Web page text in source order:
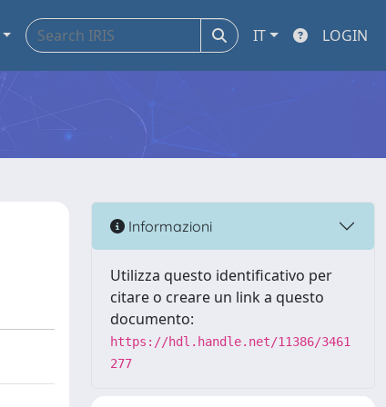
IT LOGIN
Informazioni
Utilizza questo identificativo per
citare o creare un link a questo
documento:
https://hdl.handle.net/11386/3461
277